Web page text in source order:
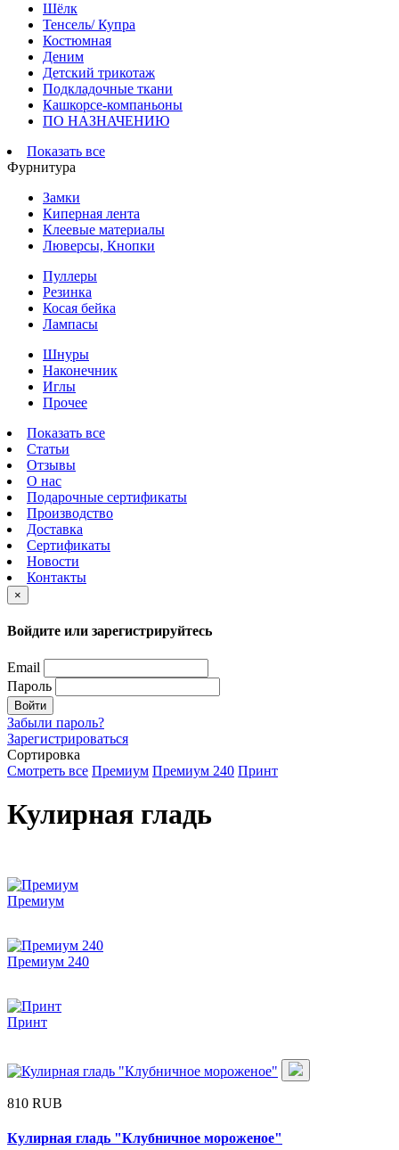
Шёлк
Тенсель/ Купра
Костюмная
Деним
Детский трикотаж
Подкладочные ткани
Кашкорсе-компаньоны
ПО НАЗНАЧЕНИЮ
Показать все
Фурнитура
Замки
Киперная лента
Клеевые материалы
Люверсы, Кнопки
Пуллеры
Резинка
Косая бейка
Лампасы
Шнуры
Наконечник
Иглы
Прочее
Показать все
Статьи
Отзывы
О нас
Подарочные сертификаты
Производство
Доставка
Сертификаты
Новости
Контакты
×
Войдите или зарегистрируйтесь
Email
Пароль
Войти
Забыли пароль?
Зарегистрироваться
Сортировка
Смотреть все Премиум Премиум 240 Принт
Кулирная гладь
Премиум
Премиум 240
Принт
810 RUB
Кулирная гладь "Клубничное мороженое"